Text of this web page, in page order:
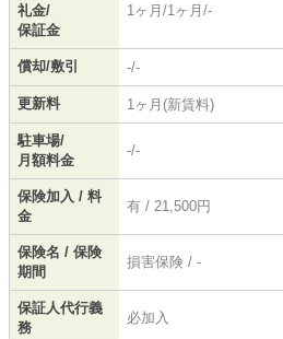
礼金/
保証金
1ヶ月/1ヶ月/-
償却/敷引 -/-
更新料 1ヶ月(新賃料)
駐車場/
月額料金
-/-
保険加入 / 料
金
有 / 21,500円
保険名 / 保険
期間
損害保険 / -
保証人代行義
務
必加入